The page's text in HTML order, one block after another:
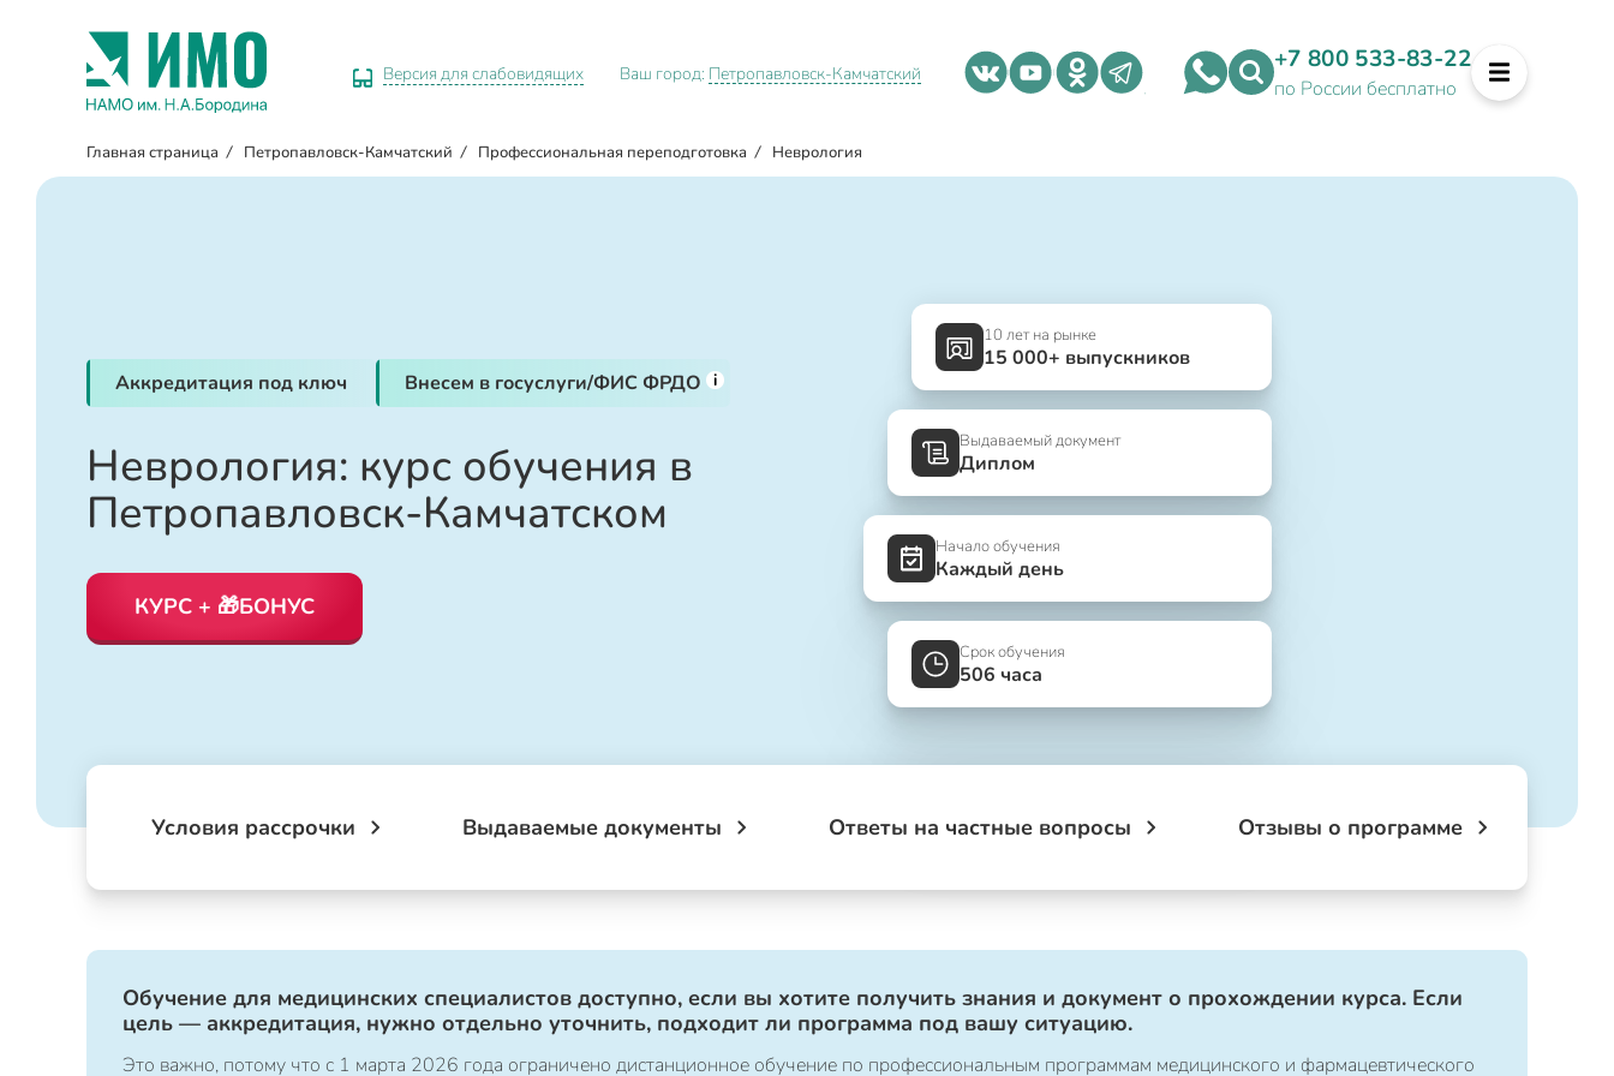
Версия для слабовидящих Ваш город: Петропавловск-Камчатский +7 800 533-83-22
по России бесплатно
Главная страница / Петропавловск-Камчатский / Профессиональная переподготовка / Неврология
Аккредитация под ключ Внесем в госуслуги/ФИС ФРДО i
Неврология: курс обучения в
Петропавловск-Камчатском
КУРС + 🎁БОНУС
10 лет на рынке
15 000+ выпускников
Выдаваемый документ
Диплом
Начало обучения
Каждый день
Срок обучения
506 часа
Условия рассрочки Выдаваемые документы Ответы на частные вопросы Отзывы о программе
Обучение для медицинских специалистов доступно, если вы хотите получить знания и документ о прохождении курса. Если
цель — аккредитация, нужно отдельно уточнить, подходит ли программа под вашу ситуацию.
Это важно, потому что с 1 марта 2026 года ограничено дистанционное обучение по профессиональным программам медицинского и фармацевтического